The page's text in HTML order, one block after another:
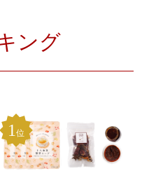
ング
1 位